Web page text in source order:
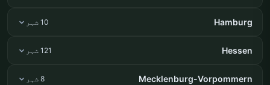
Hamburg 10 شہر
Hessen 121 شہر
Mecklenburg-Vorpommern 8 شہر